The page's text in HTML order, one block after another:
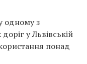
одному з
у Львівській
понад